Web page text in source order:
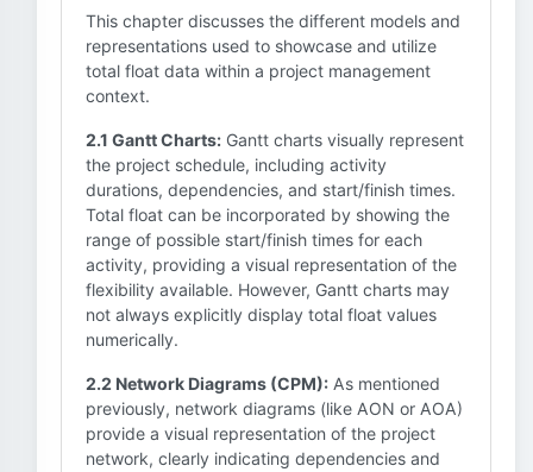
This chapter discusses the different models and
representations used to showcase and utilize
total float data within a project management
context.
2.1 Gantt Charts: Gantt charts visually represent
the project schedule, including activity
durations, dependencies, and start/finish times.
Total float can be incorporated by showing the
range of possible start/finish times for each
activity, providing a visual representation of the
flexibility available. However, Gantt charts may
not always explicitly display total float values
numerically.
2.2 Network Diagrams (CPM): As mentioned
previously, network diagrams (like AON or AOA)
provide a visual representation of the project
network, clearly indicating dependencies and